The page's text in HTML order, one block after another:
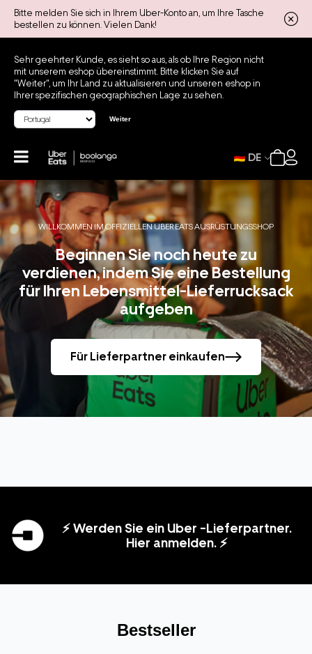
Bitte melden Sie sich in Ihrem Uber-Konto an, um Ihre Tasche
bestellen zu können. Vielen Dank!
Sehr geehrter Kunde, es sieht so aus, als ob Ihre Region nicht
mit unserem eshop übereinstimmt. Bitte klicken Sie auf
"Weiter", um Ihr Land zu aktualisieren und unseren eshop in
Ihrer spezifischen geographischen Lage zu sehen.
Weiter
DE
WILLKOMMEN IM OFFIZIELLEN UBER EATS AUSRÜSTUNGSSHOP
Beginnen Sie noch heute zu
verdienen, indem Sie eine Bestellung
für Ihren Lebensmittel-Lieferrucksack
aufgeben
Für Lieferpartner einkaufen
⚡ Werden Sie ein Uber -Lieferpartner.
Hier anmelden. ⚡
Bestseller